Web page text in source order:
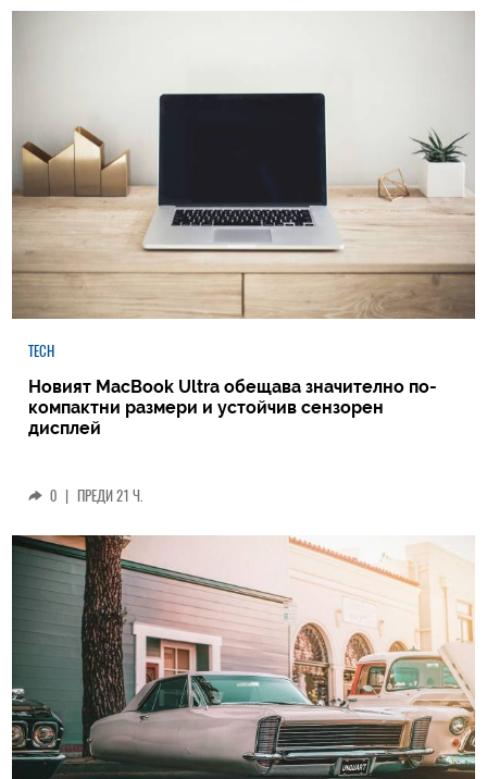
TECH
Новият MacBook Ultra обещава значително по-
компактни размери и устойчив сензорен
дисплей
0 | ПРЕДИ 21 Ч.